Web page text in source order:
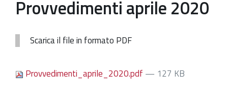
Patrimonio Storico-Artistico
Ufficio Esportazione
Servizi
Provvedimenti aprile 2020
Scarica il file in formato PDF
Provvedimenti_aprile_2020.pdf — 127 KB